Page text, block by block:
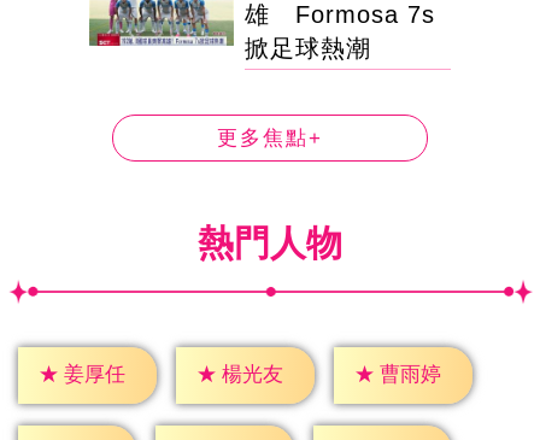
雄 Formosa 7s
掀足球熱潮
更多焦點+
熱門人物
★ 姜厚任 ★ 楊光友 ★ 曹雨婷